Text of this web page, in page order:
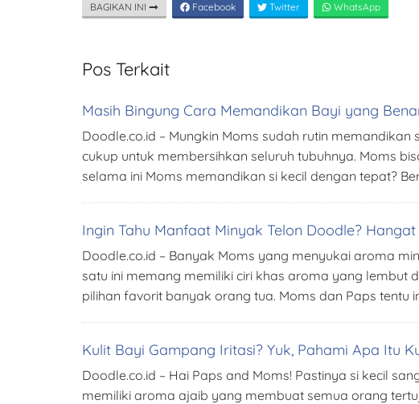
BAGIKAN INI Facebook Twitter WhatsApp
Pos Terkait
Masih Bingung Cara Memandikan Bayi yang
Doodle.co.id – Mungkin Moms sudah rutin
cukup untuk membersihkan seluruh tubuhnya. Moms
selama ini Moms memandikan si kecil dengan tepat?
Ingin Tahu Manfaat Minyak Telon Doodle?
Doodle.co.id – Banyak Moms yang menyukai aroma
satu ini memang memiliki ciri khas aroma yang
pilihan favorit banyak orang tua. Moms dan Paps tentu
Kulit Bayi Gampang Iritasi? Yuk, Pahami Apa Itu
Doodle.co.id – Hai Paps and Moms! Pastinya si kecil
memiliki aroma ajaib yang membuat semua orang